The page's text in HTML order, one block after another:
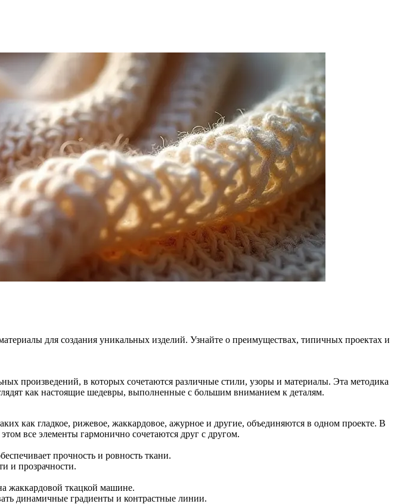
для создания уникальных изделий. Узнайте о преимуществах, типичных проектах и
произведений, в которых сочетаются различные стили, узоры и материалы. Эта методика
как настоящие шедевры, выполненные с большим вниманием к деталям.
как гладкое, рижевое, жаккардовое, ажурное и другие, объединяются в одном проекте. В
все элементы гармонично сочетаются друг с другом.
прочность и ровность ткани.
и прозрачности.
жаккардовой ткацкой машине.
динамичные градиенты и контрастные линии.